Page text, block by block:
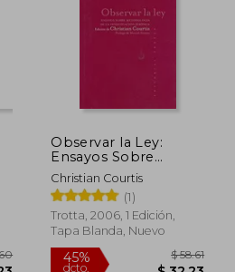
45%
dcto.
Observar la Ley:
Ensayos Sobre
Metodologia de la
Investigacion ju Ridica
Christian Courtis
(1)
Trotta, 2006, 1 Edición,
Tapa Blanda, Nuevo